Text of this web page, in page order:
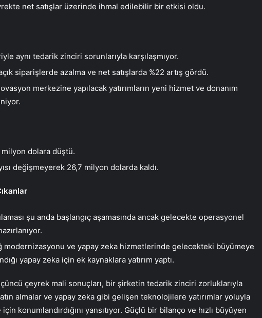
net satışlar üzerinde ihmal edilebilir bir etkisi oldu.
aynı tedarik zinciri sorunlarıyla karşılaşmıyor.
siparişlerde azalma ve net satışlarda %22 artış gördü.
merkezine yapılacak yatırımların yeni hizmet ve donanım
dolara düştü.
değişmeyerek 26,7 milyon dolarda kaldı.
şu anda başlangıç ​​aşamasında ancak gelecekte operasyonel
modernizasyonu ve yapay zeka hizmetlerinde gelecekteki büyümeye
yapay zeka için ek kaynaklara yatırım yaptı.
çeyrek mali sonuçları, bir şirketin tedarik zinciri zorluklarıyla
almalar ve yapay zeka gibi gelişen teknolojilere yatırımlar yoluyla
konumlandırdığını yansıtıyor. Güçlü bir bilanço ve hızlı büyüyen